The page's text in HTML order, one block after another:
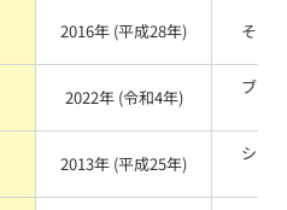
2016年 (平成28年) その他
2022年 (令和4年)
ブラ
2013年 (平成25年)
シル